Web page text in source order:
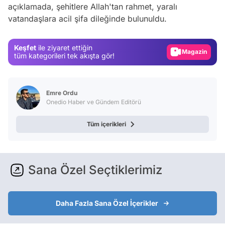
açıklamada, şehitlere Allah'tan rahmet, yaralı
vatandaşlara acil şifa dileğinde bulunuldu.
Keşfet ile ziyaret ettiğin
tüm kategorileri tek akışta gör!
Magazin
Emre Ordu
Onedio Haber ve Gündem Editörü
Tüm içerikleri
Sana Özel Seçtiklerimiz
Daha Fazla Sana Özel İçerikler